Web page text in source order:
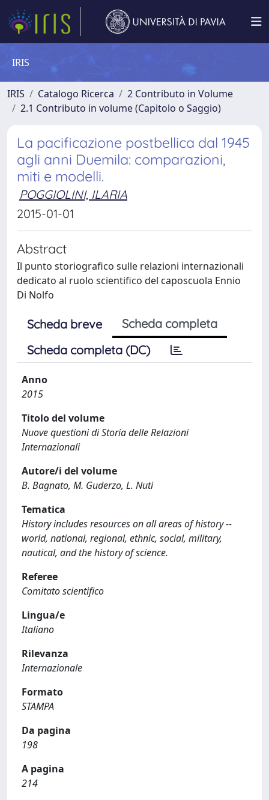
IRIS
IRIS Catalogo Ricerca
2 Contributo in Volume
2.1 Contributo in volume (Capitolo o Saggio)
La pacificazione postbellica dal 1945
agli anni Duemila: comparazioni,
miti e modelli.
POGGIOLINI, ILARIA
2015-01-01
Abstract
Il punto storiografico sulle relazioni internazionali
dedicato al ruolo scientifico del caposcuola Ennio
Di Nolfo
Scheda breve
Scheda completa
Scheda completa (DC)
Anno
2015
Titolo del volume
Nuove questioni di Storia delle Relazioni
Internazionali
Autore/i del volume
B. Bagnato, M. Guderzo, L. Nuti
Tematica
History includes resources on all areas of history --
world, national, regional, ethnic, social, military,
nautical, and the history of science.
Referee
Comitato scientifico
Lingua/e
Italiano
Rilevanza
Internazionale
Formato
STAMPA
Da pagina
198
A pagina
214